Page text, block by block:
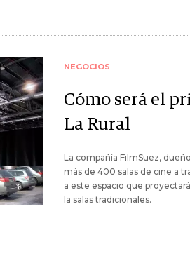
NEGOCIOS
Cómo será el
La Rural
La compañía FilmSuez,
más de 400 salas de cine a
a este espacio que
la salas tradicionales.